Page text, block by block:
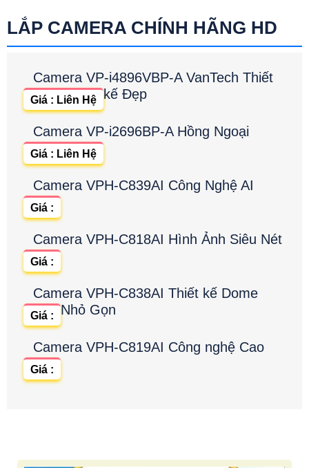
LẮP CAMERA CHÍNH HÃNG HD
Camera VP-i4896VBP-A VanTech Thiết
kế Đẹp
Giá : Liên Hệ
Camera VP-i2696BP-A Hồng Ngoại
Giá : Liên Hệ
Camera VPH-C839AI Công Nghệ AI
Giá :
Camera VPH-C818AI Hình Ảnh Siêu Nét
Giá :
Camera VPH-C838AI Thiết kế Dome
Nhỏ Gọn
Giá :
Camera VPH-C819AI Công nghệ Cao
Giá :